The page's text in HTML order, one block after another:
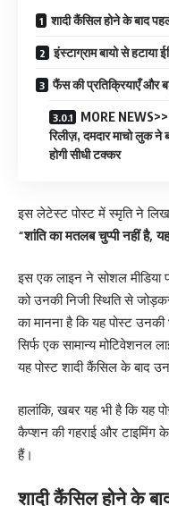
शादी कैंसिल होने के बाद
इंस्टाग्राम बायो से हटाया
फैंस की प्रतिक्रियाएँ और
MORE
रिलीज़, दमदार माचो लुक
होगी सीधी टक्कर
इस लेटेस्ट पोस्ट में स्मृति ने
“शांति का मतलब चुप्पी नहीं है,
इस एक लाइन ने सोशल मीडिया
को उनकी निजी स्थिति से
का मानना है कि यह पोस्ट
सिर्फ एक सामान्य मोटिवेशनल
यह पोस्ट शादी कैंसिल के बाद
हालांकि, खबर यह भी है कि यह
कैप्शन की गहराई और टाइमिंग
हैं।
शादी कैंसिल होने के